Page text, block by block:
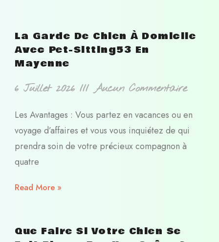
La Garde De Chien À Domicile
Avec Pet-Sitting53 En
Mayenne
6 Juillet 2026 Aucun Commentaire
Les Avantages : Vous partez en vacances ou en
voyage d’affaires et vous vous inquiétez de qui
prendra soin de votre précieux compagnon à
quatre
Read More »
Que Faire Si Votre Chien Se